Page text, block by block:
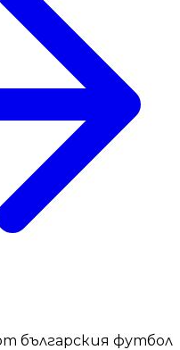
българския футбол